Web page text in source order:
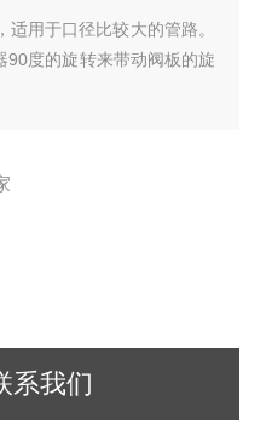
用于口径比较大的管路。
90度的旋转来带动阀板的旋
系我们